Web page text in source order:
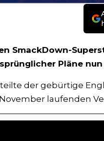
SmackDown-
Pläne
der gebürtige
laufenden